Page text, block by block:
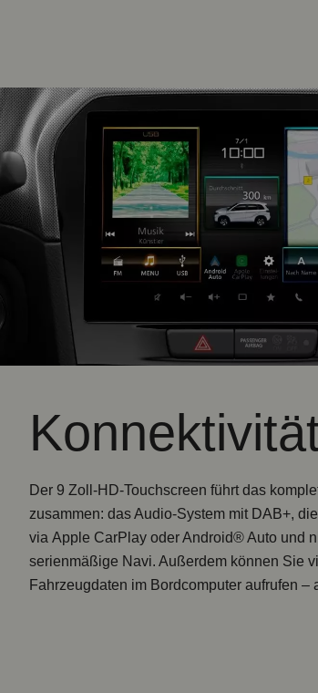
Der 9 Zoll-HD-Touchscreen führt das
zusammen: das Audio-System mit DAB+,
via Apple CarPlay oder Android® Auto und
serienmäßige Navi. Außerdem können Sie
Fahrzeugdaten im Bordcomputer aufrufen –